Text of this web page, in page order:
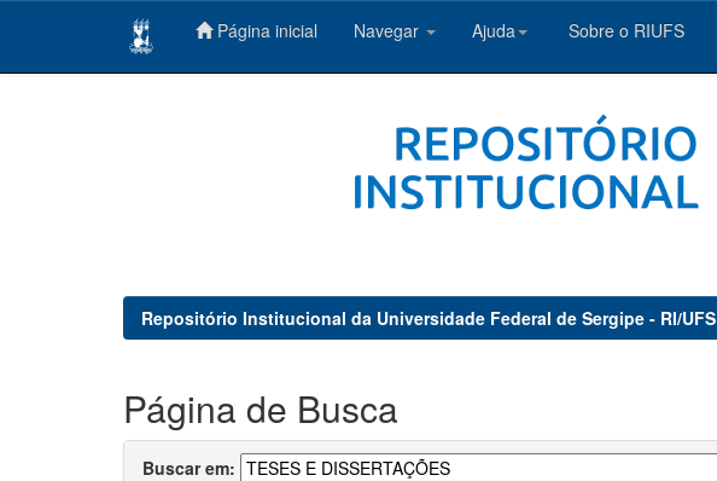
Página inicial Navegar Ajuda Sobre o RIUFS
Repositório Institucional da Universidade Federal de Sergipe - RI/UFS
Página de Busca
Buscar em: